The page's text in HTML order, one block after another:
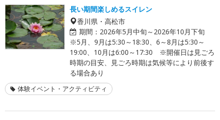
長い期間楽しめるスイレン
香川県・高松市
期間： 2026年5月中旬～2026年10月下旬
※5月、9月は5:30～18:30、6～8月は5:30～
19:00、10月は6:00～17:30 ※開催日は見ごろ
時期の目安、見ごろ時期は気候等により前後す
る場合あり
体験イベント・アクティビティ